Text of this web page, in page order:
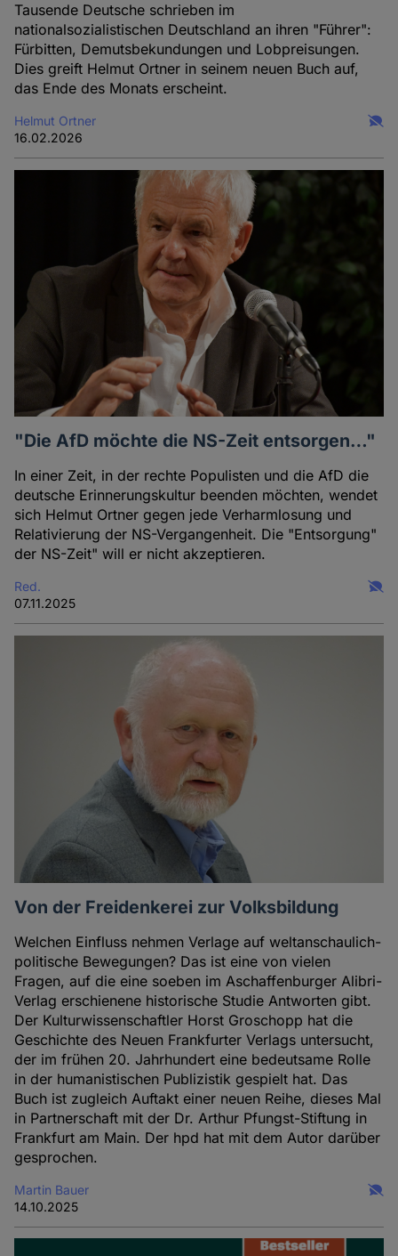
Tausende Deutsche schrieben im
nationalsozialistischen Deutschland an ihren "Führer":
Fürbitten, Demutsbekundungen und Lobpreisungen.
Dies greift Helmut Ortner in seinem neuen Buch auf,
das Ende des Monats erscheint.
Helmut Ortner
16.02.2026
"Die AfD möchte die NS-Zeit entsorgen…"
In einer Zeit, in der rechte Populisten und die AfD die
deutsche Erinnerungskultur beenden möchten, wendet
sich Helmut Ortner gegen jede Verharmlosung und
Relativierung der NS-Vergangenheit. Die "Entsorgung"
der NS-Zeit" will er nicht akzeptieren.
Red.
07.11.2025
Von der Freidenkerei zur Volksbildung
Welchen Einfluss nehmen Verlage auf weltanschaulich-
politische Bewegungen? Das ist eine von vielen
Fragen, auf die eine soeben im Aschaffenburger Alibri-
Verlag erschienene historische Studie Antworten gibt.
Der Kulturwissenschaftler Horst Groschopp hat die
Geschichte des Neuen Frankfurter Verlags untersucht,
der im frühen 20. Jahrhundert eine bedeutsame Rolle
in der humanistischen Publizistik gespielt hat. Das
Buch ist zugleich Auftakt einer neuen Reihe, dieses Mal
in Partnerschaft mit der Dr. Arthur Pfungst-Stiftung in
Frankfurt am Main. Der hpd hat mit dem Autor darüber
gesprochen.
Martin Bauer
14.10.2025